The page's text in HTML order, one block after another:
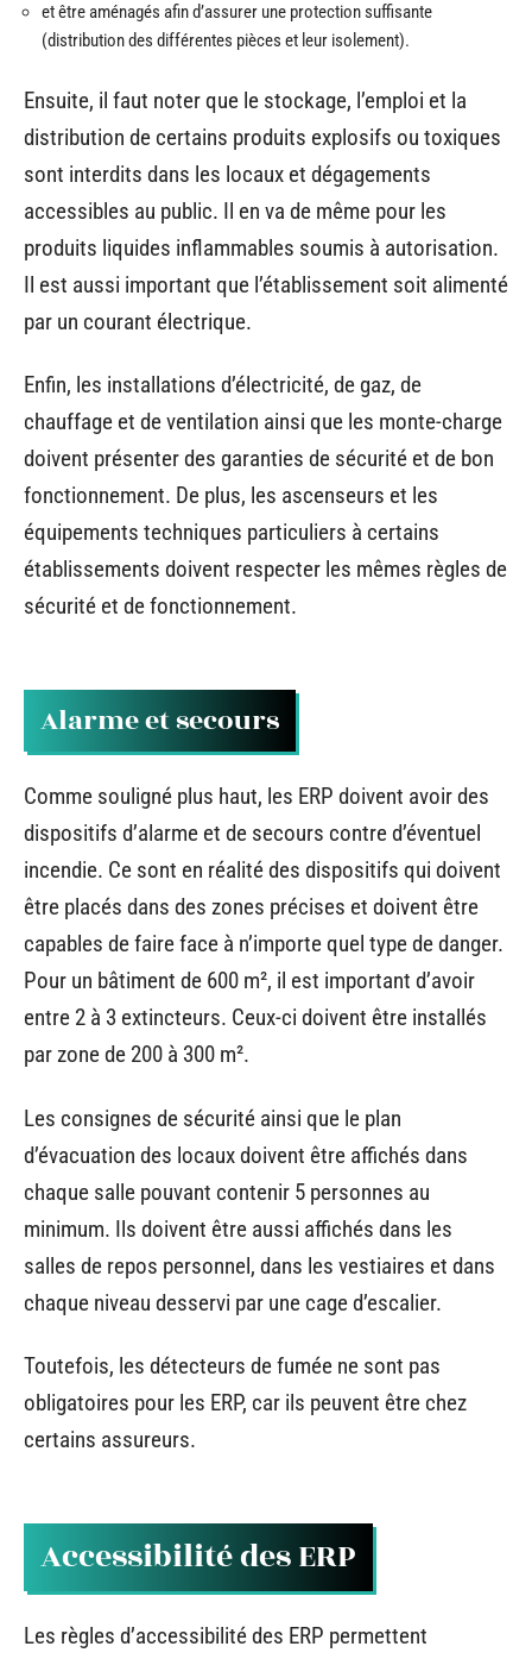
et être aménagés afin d’assurer une protection suffisante
(distribution des différentes pièces et leur isolement).
Ensuite, il faut noter que le stockage, l’emploi et la
distribution de certains produits explosifs ou toxiques
sont interdits dans les locaux et dégagements
accessibles au public. Il en va de même pour les
produits liquides inflammables soumis à autorisation.
Il est aussi important que l’établissement soit alimenté
par un courant électrique.
Enfin, les installations d’électricité, de gaz, de
chauffage et de ventilation ainsi que les monte-charge
doivent présenter des garanties de sécurité et de bon
fonctionnement. De plus, les ascenseurs et les
équipements techniques particuliers à certains
établissements doivent respecter les mêmes règles de
sécurité et de fonctionnement.
Alarme et secours
Comme souligné plus haut, les ERP doivent avoir des
dispositifs d’alarme et de secours contre d’éventuel
incendie. Ce sont en réalité des dispositifs qui doivent
être placés dans des zones précises et doivent être
capables de faire face à n’importe quel type de danger.
Pour un bâtiment de 600 m², il est important d’avoir
entre 2 à 3 extincteurs. Ceux-ci doivent être installés
par zone de 200 à 300 m².
Les consignes de sécurité ainsi que le plan
d’évacuation des locaux doivent être affichés dans
chaque salle pouvant contenir 5 personnes au
minimum. Ils doivent être aussi affichés dans les
salles de repos personnel, dans les vestiaires et dans
chaque niveau desservi par une cage d’escalier.
Toutefois, les détecteurs de fumée ne sont pas
obligatoires pour les ERP, car ils peuvent être chez
certains assureurs.
Accessibilité des ERP
Les règles d’accessibilité des ERP permettent